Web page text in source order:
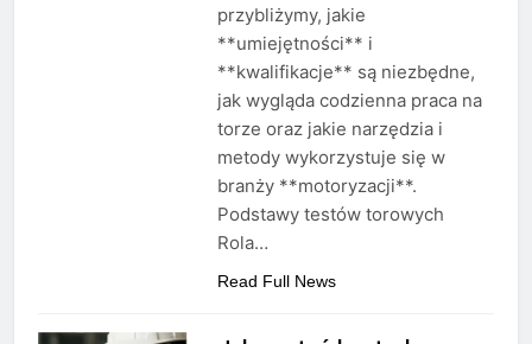
przybliżymy, jakie
**umiejętności** i
**kwalifikacje** są niezbędne,
jak wygląda codzienna praca na
torze oraz jakie narzędzia i
metody wykorzystuje się w
branży **motoryzacji**.
Podstawy testów torowych
Rola…
Read Full News